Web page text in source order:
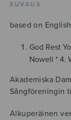
KUVAUS
based on
God Rest
Nowell * 4.
Akademiska
Sångföreningin
Alkuperäinen